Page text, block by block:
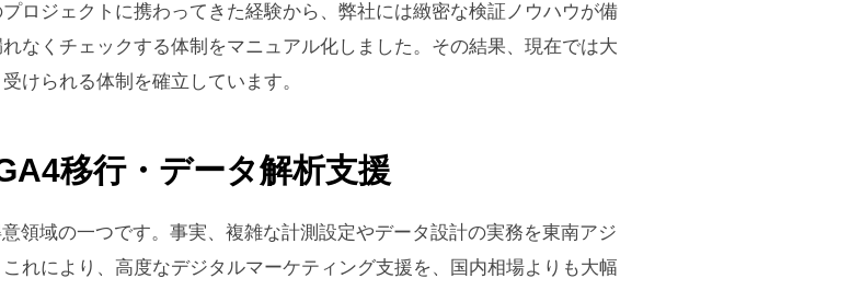
ロジェクトに携わってきた経験から、弊社には緻密な検証ノウハウが備
なくチェックする体制をマニュアル化しました。その結果、現在では大
けられる体制を確立しています。
移行・データ解析支援
領域の一つです。事実、複雑な計測設定やデータ設計の実務を東南アジ
れにより、高度なデジタルマーケティング支援を、国内相場よりも大幅